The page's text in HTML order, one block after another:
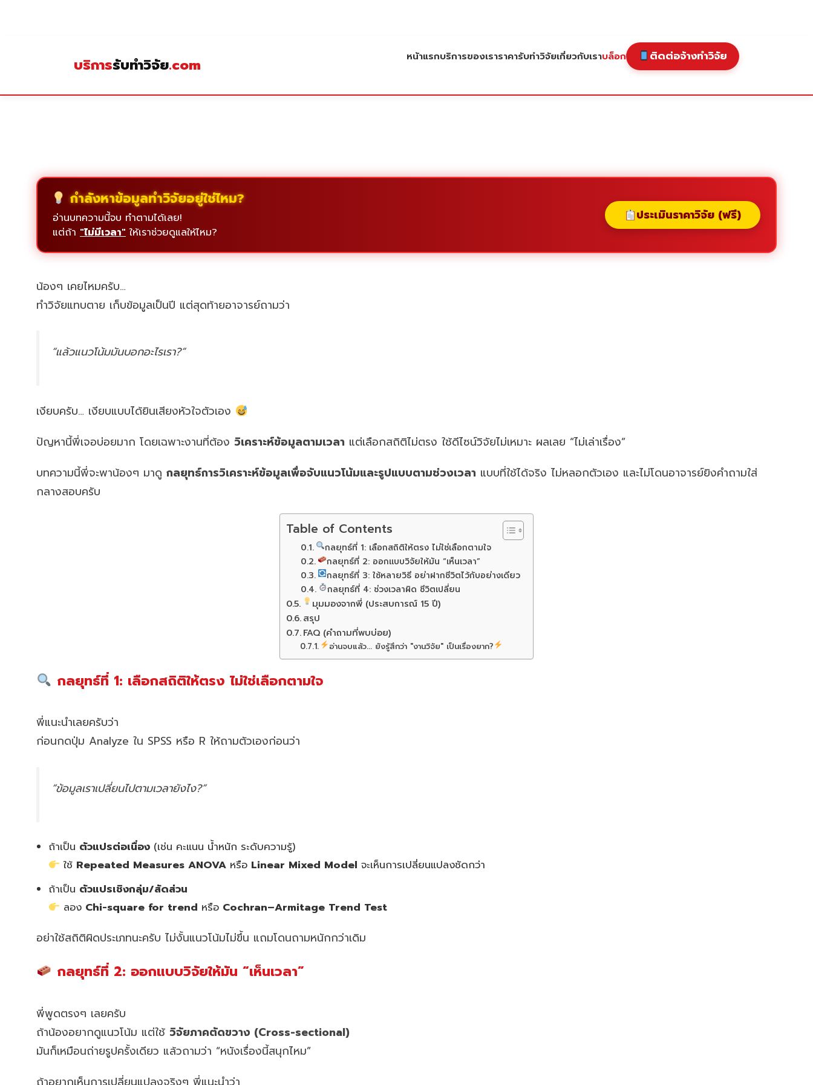
บริการรับทำวิจัย.com หน้าแรกบริการของเราราคารับทำวิจัยเกี่ยวกับเราบล็อก ติดต่อจ้างทำวิจัย
กำลังหาข้อมูลทำวิจัยอยู่ใช่ไหม?
อ่านบทความนี้จบ ทำตามได้เลย!
แต่ถ้า "ไม่มีเวลา" ให้เราช่วยดูแลให้ไหม?
ประเมินราคาวิจัย (ฟรี)
น้องๆ เคยไหมครับ…
ทำวิจัยแทบตาย เก็บข้อมูลเป็นปี แต่สุดท้ายอาจารย์ถามว่า
“แล้วแนวโน้มมันบอกอะไรเรา?”
เงียบครับ… เงียบแบบได้ยินเสียงหัวใจตัวเอง
ปัญหานี้พี่เจอบ่อยมาก โดยเฉพาะงานที่ต้อง วิเคราะห์ข้อมูลตามเวลา แต่เลือกสถิติไม่ตรง ใช้ดีไซน์วิจัยไม่เหมาะ ผลเลย “ไม่เล่าเรื่อง”
บทความนี้พี่จะพาน้องๆ มาดู กลยุทธ์การวิเคราะห์ข้อมูลเพื่อจับแนวโน้มและรูปแบบตามช่วงเวลา แบบที่ใช้ได้จริง ไม่หลอกตัวเอง และไม่โดนอาจารย์ยิงคำถามใส่
กลางสอบครับ
Table of Contents
กลยุทธ์ที่ 1: เลือกสถิติให้ตรง ไม่ใช่เลือกตามใจ
กลยุทธ์ที่ 2: ออกแบบวิจัยให้มัน “เห็นเวลา”
กลยุทธ์ที่ 3: ใช้หลายวิธี อย่าฝากชีวิตไว้กับอย่างเดียว
กลยุทธ์ที่ 4: ช่วงเวลาผิด ชีวิตเปลี่ยน
มุมมองจากพี่ (ประสบการณ์ 15 ปี)
สรุป
FAQ (คำถามที่พบบ่อย)
อ่านจบแล้ว... ยังรู้สึกว่า "งานวิจัย" เป็นเรื่องยาก?
กลยุทธ์ที่ 1: เลือกสถิติให้ตรง ไม่ใช่เลือกตามใจ
พี่แนะนำเลยครับว่า
ก่อนกดปุ่ม Analyze ใน SPSS หรือ R ให้ถามตัวเองก่อนว่า
“ข้อมูลเราเปลี่ยนไปตามเวลายังไง?”
ถ้าเป็น ตัวแปรต่อเนื่อง (เช่น คะแนน น้ำหนัก ระดับความรู้)
ใช้ Repeated Measures ANOVA หรือ Linear Mixed Model จะเห็นการเปลี่ยนแปลงชัดกว่า
ถ้าเป็น ตัวแปรเชิงกลุ่ม/สัดส่วน
ลอง Chi-square for trend หรือ Cochran–Armitage Trend Test
อย่าใช้สถิติผิดประเภทนะครับ ไม่งั้นแนวโน้มไม่ขึ้น แถมโดนถามหนักกว่าเดิม
กลยุทธ์ที่ 2: ออกแบบวิจัยให้มัน “เห็นเวลา”
พี่พูดตรงๆ เลยครับ
ถ้าน้องอยากดูแนวโน้ม แต่ใช้ วิจัยภาคตัดขวาง (Cross-sectional)
มันก็เหมือนถ่ายรูปครั้งเดียว แล้วถามว่า “หนังเรื่องนี้สนุกไหม”
ถ้าอยากเห็นการเปลี่ยนแปลงจริงๆ พี่แนะนำว่า